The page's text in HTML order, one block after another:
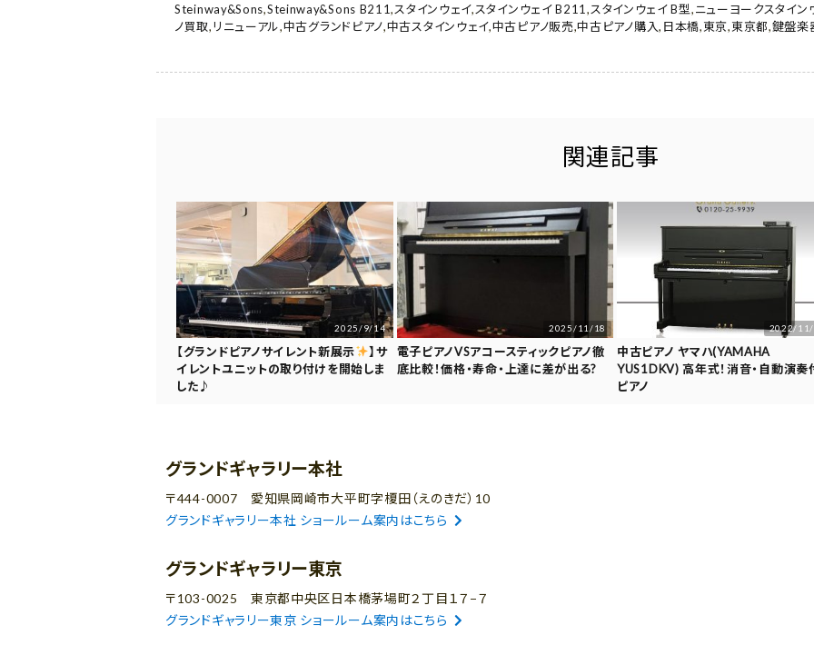
Steinway&Sons,Steinway&Sons B211,スタインウェイ,スタインウェイ B211,スタインウェイ B型,ニューヨークスタイン
ノ買取, リニューアル,中古グランドピアノ,中古スタインウェイ,中古ピアノ販売,中古ピアノ購入, 日本橋,東京,東京都,鍵盤楽
関連記事
2025/9/14
【グランドピアノサイレント新展示
】サ
イレントユニットの取り付けを開始しま
した♪
2025/11/18
電子ピアノVSアコースティックピアノ徹
底比較！価格・寿命・上達に差が出る?
2022/
中古ピアノ ヤマハ(YAMAHA
YUS1DKV) 高年式！消音・自動演奏
ピアノ
グランドギャラリー本社
〒444-0007 愛知県岡崎市大平町字榎田（えのきだ）10
グランドギャラリー本社 ショールーム案内はこちら
グランドギャラリー東京
〒103-0025 東京都中央区日本橋茅場町２丁目１７−７
グランドギャラリー東京 ショールーム案内はこちら